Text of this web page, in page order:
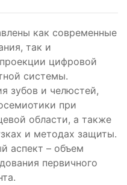
как современные
так и
цифровой
системы.
зубов и челюстей,
при
области, а также
и методах защиты.
аспект – объем
первичного